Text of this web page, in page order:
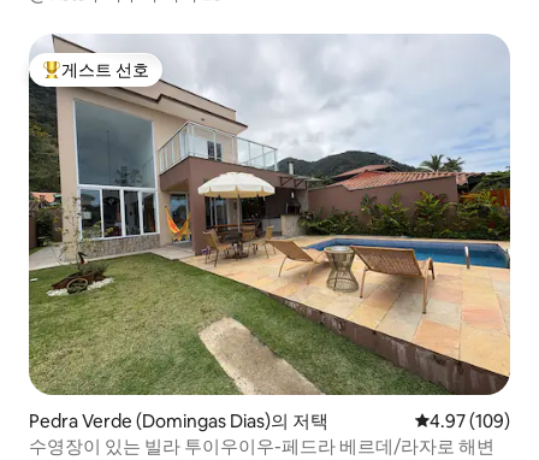
상위 게스트 선호
게스트 선호
Pedra Verde (Domingas Dias)의 저택 평점 4.97점(5
4.97 (109)
수영장이 있는 빌라 투이우이우-페드라 베르데/라자로 해변